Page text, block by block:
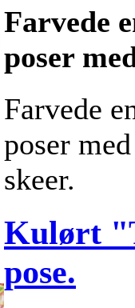
Farvede
poser
Farvede
poser
skeer.
Kulørt
pose.